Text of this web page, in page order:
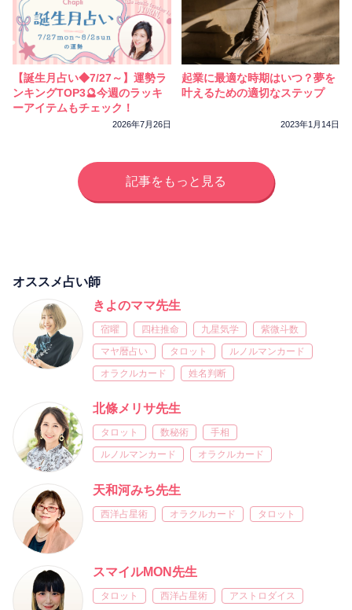
【誕生月占い◆7/27～】運勢ラ
ンキングTOP3🔮今週のラッキ
ーアイテムもチェック！
2026年7月26日
起業に最適な時期はいつ？夢を
叶えるための適切なステップ
2023年1月14日
記事をもっと見る
オススメ占い師
きよのママ先生
宿曜 四柱推命 九星気学
紫微斗数
マヤ暦占い
タロット
ルノルマンカード
オラクルカード
姓名判断
北條メリサ先生
タロット 数秘術
手相
ルノルマンカード
オラクルカード
天和河みち先生
西洋占星術 オラクルカード タロット
スマイルMON先生
タロット 西洋占星術 アストロダイス